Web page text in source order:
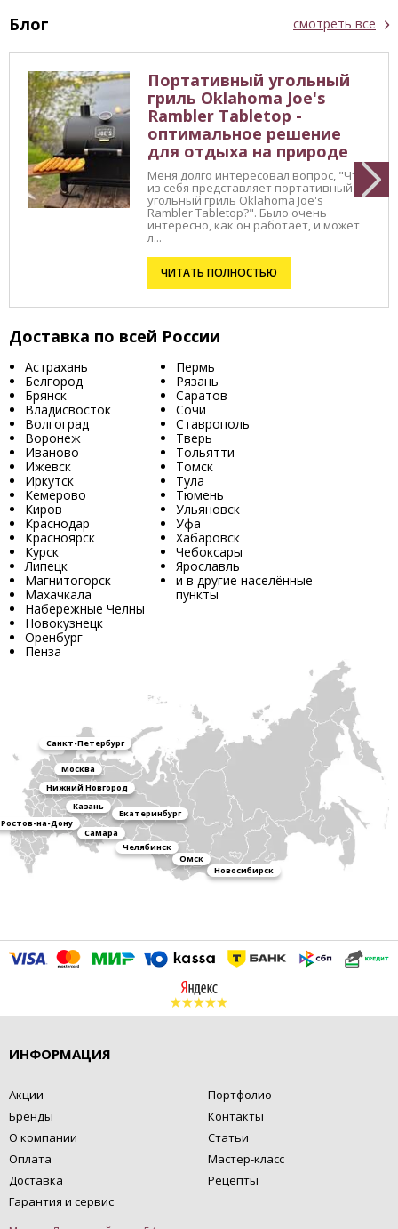
Блог смотреть все
Портативный угольный
гриль Oklahoma Joe's
Rambler Tabletop -
оптимальное решение
для отдыха на природе
Меня долго интересовал вопрос, "Что
из себя представляет портативный
угольный гриль Oklahoma Joe's
Rambler Tabletop?". Было очень
интересно, как он работает, и может
л...
ЧИТАТЬ ПОЛНОСТЬЮ
Доставка по всей России
Астрахань
Белгород
Брянск
Владисвосток
Волгоград
Воронеж
Иваново
Ижевск
Иркутск
Кемерово
Киров
Краснодар
Красноярск
Курск
Липецк
Магнитогорск
Махачкала
Набережные Челны
Новокузнецк
Оренбург
Пенза
Пермь
Рязань
Саратов
Сочи
Ставрополь
Тверь
Тольятти
Томск
Тула
Тюмень
Ульяновск
Уфа
Хабаровск
Чебоксары
Ярославль
и в другие населённые
пункты
Санкт-Петербург
Москва
Нижний Новгород
Казань
Екатеринбург
Ростов-на-Дону
Самара
Челябинск
Омск
Новосибирск
ИНФОРМАЦИЯ
Акции
Бренды
О компании
Оплата
Доставка
Гарантия и сервис
Портфолио
Контакты
Статьи
Мастер-класс
Рецепты